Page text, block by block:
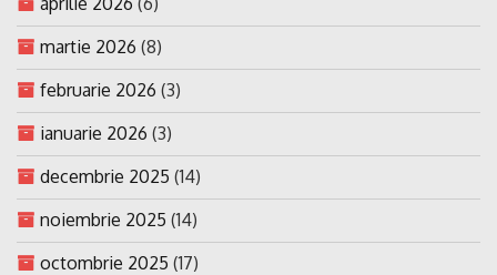
martie 2026 (8)
februarie 2026 (3)
ianuarie 2026 (3)
decembrie 2025 (14)
noiembrie 2025 (14)
octombrie 2025 (17)